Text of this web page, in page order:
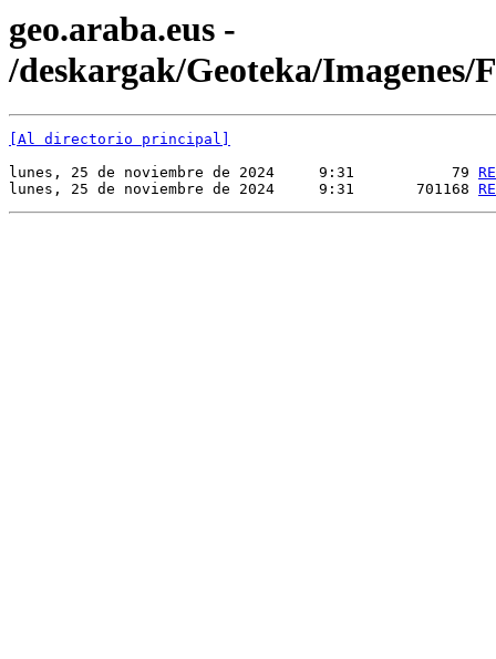
geo.araba.eus -
/deskargak/Geoteka/
[Al directorio principal]
lunes, 25 de noviembre de 2024     9:31           79
lunes, 25 de noviembre de 2024     9:31       701168